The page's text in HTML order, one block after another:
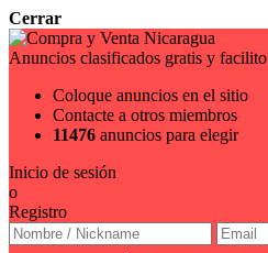
Cerrar
Anuncios clasificados gratis y facilito
Coloque anuncios en el sitio
Contacte a otros miembros
11476 anuncios para elegir
Inicio de sesión
o
Registro